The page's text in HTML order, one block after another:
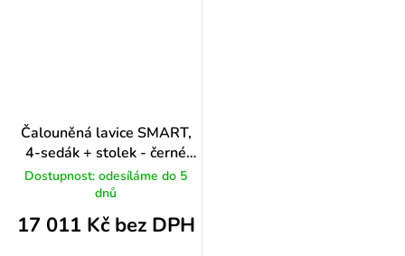
Čalouněná lavice SMART,
4-sedák + stolek - černé
nohy, zelená
Dostupnost: odesíláme do 5
dnů
17 011 Kč bez DPH